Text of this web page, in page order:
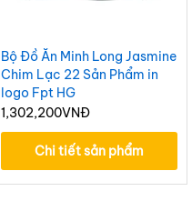
Bộ Đồ Ăn Minh Long Jasmine
Chim Lạc 22 Sản Phẩm in
logo Fpt HG
1,302,200VNĐ
Chi tiết sản phẩm